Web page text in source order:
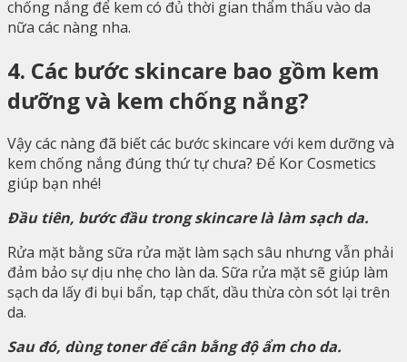
chống nắng để kem có đủ thời gian thẩm thấu vào da
nữa các nàng nha.
4. Các bước skincare bao gồm kem
dưỡng và kem chống nắng?
Vậy các nàng đã biết các bước skincare với kem dưỡng và
kem chống nắng đúng thứ tự chưa? Để Kor Cosmetics
giúp bạn nhé!
Đầu tiên, bước đầu trong skincare là làm sạch da.
Rửa mặt bằng sữa rửa mặt làm sạch sâu nhưng vẫn phải
đảm bảo sự dịu nhẹ cho làn da. Sữa rửa mặt sẽ giúp làm
sạch da lấy đi bụi bẩn, tạp chất, dầu thừa còn sót lại trên
da.
Sau đó, dùng toner để cân bằng độ ẩm cho da.